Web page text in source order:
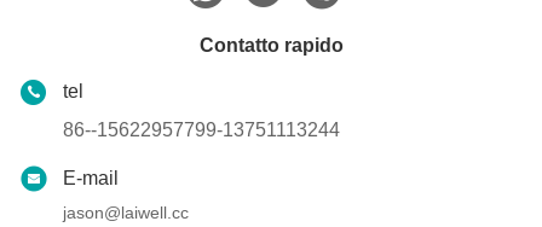
Contatto rapido
tel
86--15622957799-13751113244
E-mail
jason@laiwell.cc